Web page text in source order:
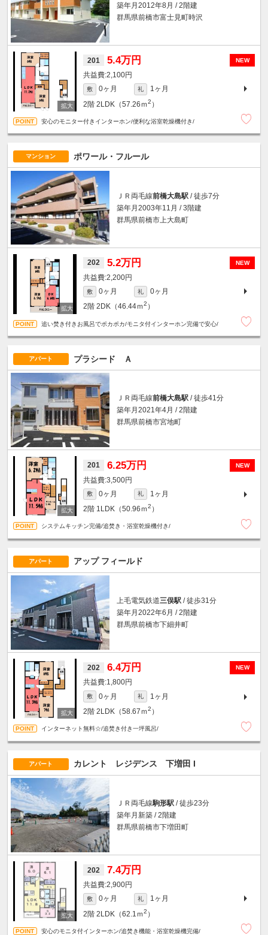
築年月2012年8月 / 2階建
群馬県前橋市富士見町時沢
NEW
201 5.4万円
2,100円
敷 0ヶ月 礼
1ヶ月
2階 2LDK（57.26ｍ2 ）
安心のモニター付きインターホン/便利な浴室乾燥機付き/
マンション ポワール・フルール
ＪＲ両毛線前橋大島駅 / 徒歩7分
築年月2003年11月 / 3階建
群馬県前橋市上大島町
NEW
202 5.2万円
2,200円
敷 0ヶ月 礼
0ヶ月
2階 2DK（46.44ｍ2 ）
追い焚き付きお風呂でポカポカ/モニタ付インターホン完備で安心/
アパート プラシード Ａ
ＪＲ両毛線前橋大島駅 / 徒歩41分
築年月2021年4月 / 2階建
群馬県前橋市宮地町
NEW
201 6.25万円
3,500円
敷 0ヶ月 礼
1ヶ月
2階 1LDK（50.96ｍ2 ）
システムキッチン完備/追焚き・浴室乾燥機付き/
アパート アップ フィールド
上毛電気鉄道三俣駅 / 徒歩31分
築年月2022年6月 / 2階建
群馬県前橋市下細井町
NEW
202 6.4万円
1,800円
敷 0ヶ月 礼
1ヶ月
2階 2LDK（58.67ｍ2 ）
インターネット無料☆/追焚き付き一坪風呂/
アパート カレント レジデンス 下増田 I
ＪＲ両毛線駒形駅 / 徒歩23分
築年月新築 / 2階建
群馬県前橋市下増田町
202 7.4万円
2,900円
敷 0ヶ月 礼
1ヶ月
2階 2LDK（62.1ｍ2 ）
安心のモニタ付インターホン/追焚き機能・浴室乾燥機完備/